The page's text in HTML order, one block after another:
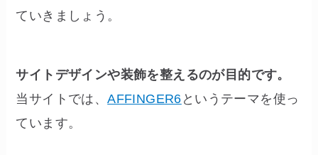
ていきましょう。
サイトデザインや装飾を整えるのが目的です。
当サイトでは、AFFINGER6 というテーマを使っ
ています。